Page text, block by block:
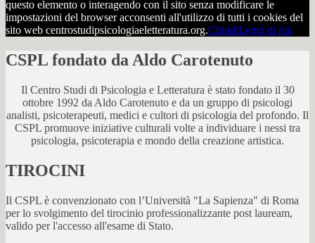
questo elemento o interagendo con il sito senza modificare le
impostazioni del browser acconsenti all'utilizzo di tutti i cookies del
sito web centrostudipsicologiaeletteratura.org.ChiudiLeggi di più
CSPL fondato da Aldo Carotenuto
Il Centro Studi di Psicologia e Letteratura è stato fondato il 30
ottobre 1992 da Aldo Carotenuto e da un gruppo di psicologi
analisti, psicoterapeuti, medici e cultori di psicologia del profondo. Il
CSPL promuove iniziative culturali volte a individuare i nessi tra
psicologia, psicoterapia e mondo della creazione artistica.
TIROCINI
Il CSPL è convenzionato con l’Università "La Sapienza" di Roma
per lo svolgimento del tirocinio professionalizzante post lauream,
valido per l'accesso all'esame di Stato.